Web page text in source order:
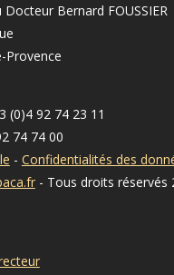
Docteur Bernard FOUSSIER
Provence
(0)4 92 74 23 11
74 74 00
- Confidentialités des
- Tous droits réservés